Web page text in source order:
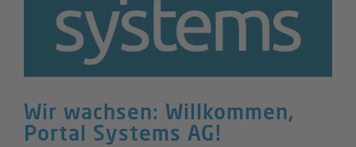
Wir wachsen: Willkommen,
Portal Systems AG!